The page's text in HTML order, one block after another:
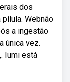
dos
Webnão
a ingestão
única vez.
Iumi está